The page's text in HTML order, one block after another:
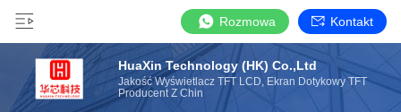
Rozmowa Kontakt
HuaXin Technology (HK) Co.,Ltd
Jakość Wyświetlacz TFT LCD, Ekran Dotykowy TFT
Producent Z Chin